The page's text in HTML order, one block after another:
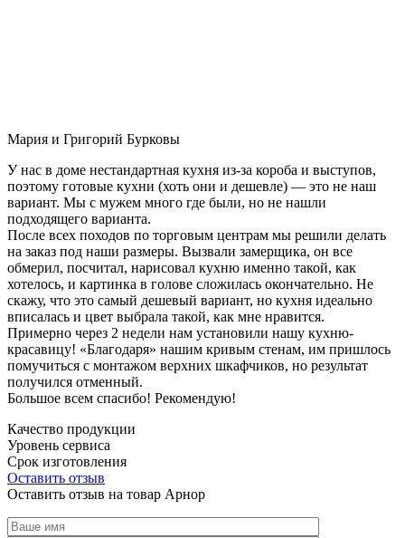
Мария и Григорий Бурковы
У нас в доме нестандартная кухня из-за короба и выступов,
поэтому готовые кухни (хоть они и дешевле) — это не наш
вариант. Мы с мужем много где были, но не нашли
подходящего варианта.
После всех походов по торговым центрам мы решили делать
на заказ под наши размеры. Вызвали замерщика, он все
обмерил, посчитал, нарисовал кухню именно такой, как
хотелось, и картинка в голове сложилась окончательно. Не
скажу, что это самый дешевый вариант, но кухня идеально
вписалась и цвет выбрала такой, как мне нравится.
Примерно через 2 недели нам установили нашу кухню-
красавицу! «Благодаря» нашим кривым стенам, им пришлось
помучиться с монтажом верхних шкафчиков, но результат
получился отменный.
Большое всем спасибо! Рекомендую!
Качество продукции
Уровень сервиса
Срок изготовления
Оставить отзыв
Оставить отзыв на товар Арнор